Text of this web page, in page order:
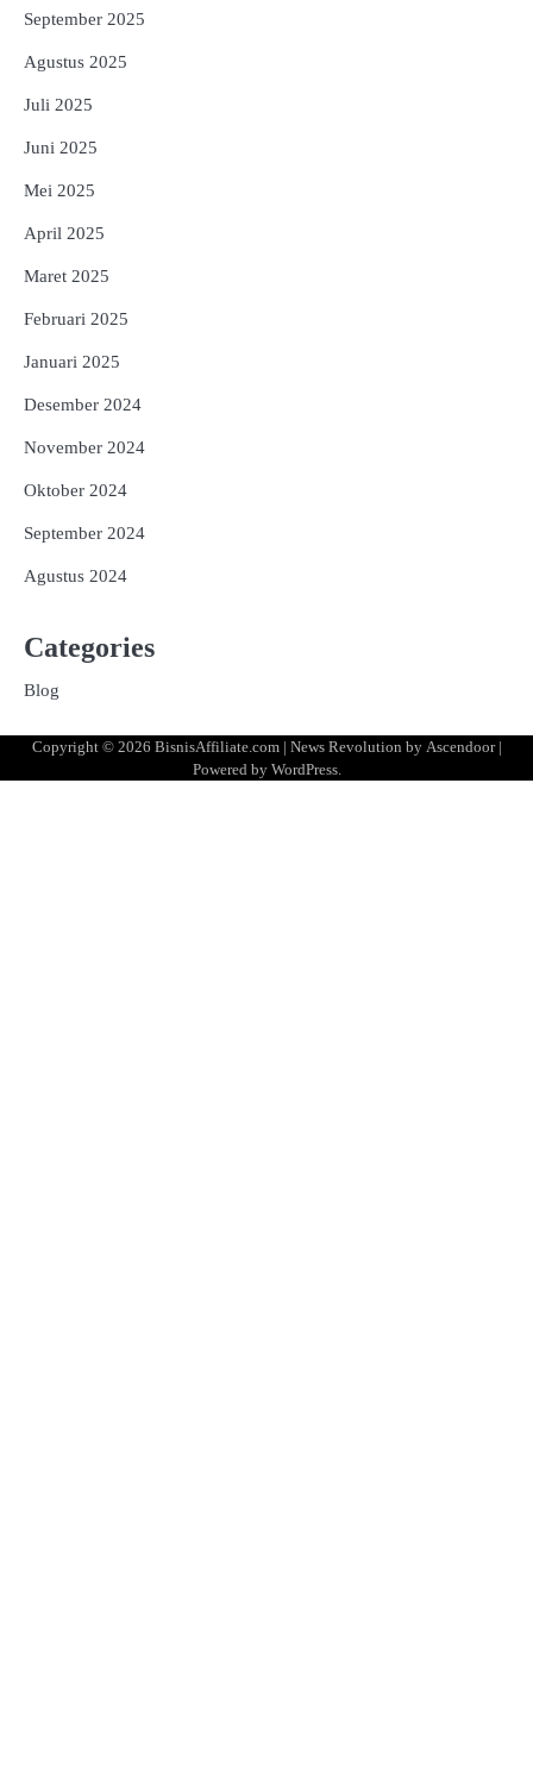
September 2025
Agustus 2025
Juli 2025
Juni 2025
Mei 2025
April 2025
Maret 2025
Februari 2025
Januari 2025
Desember 2024
November 2024
Oktober 2024
September 2024
Agustus 2024
Categories
Blog
Copyright © 2026 BisnisAffiliate.com| News Revolution by Ascendoor|
Powered by WordPress.